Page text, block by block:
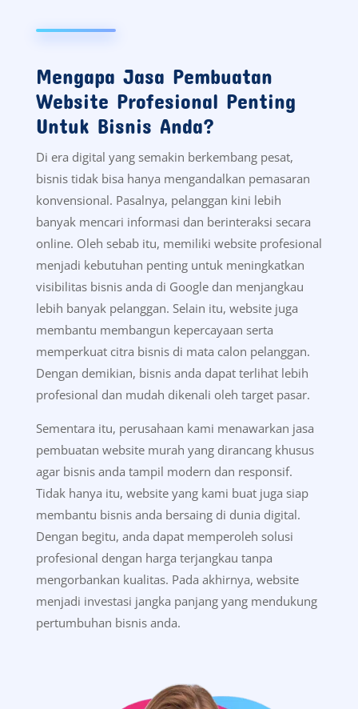
Mengapa Jasa Pembuatan
Website Profesional Penting
Untuk Bisnis Anda?
Di era digital yang semakin berkembang pesat,
bisnis tidak bisa hanya mengandalkan pemasaran
konvensional. Pasalnya, pelanggan kini lebih
banyak mencari informasi dan berinteraksi secara
online. Oleh sebab itu, memiliki website profesional
menjadi kebutuhan penting untuk meningkatkan
visibilitas bisnis anda di Google dan menjangkau
lebih banyak pelanggan. Selain itu, website juga
membantu membangun kepercayaan serta
memperkuat citra bisnis di mata calon pelanggan.
Dengan demikian, bisnis anda dapat terlihat lebih
profesional dan mudah dikenali oleh target pasar.
Sementara itu, perusahaan kami menawarkan jasa
pembuatan website murah yang dirancang khusus
agar bisnis anda tampil modern dan responsif.
Tidak hanya itu, website yang kami buat juga siap
membantu bisnis anda bersaing di dunia digital.
Dengan begitu, anda dapat memperoleh solusi
profesional dengan harga terjangkau tanpa
mengorbankan kualitas. Pada akhirnya, website
menjadi investasi jangka panjang yang mendukung
pertumbuhan bisnis anda.